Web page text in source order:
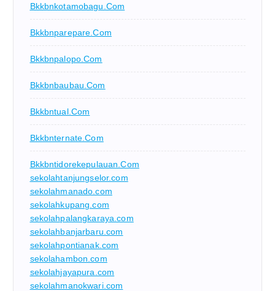
Bkkbnkotamobagu.com
Bkkbnparepare.com
Bkkbnpalopo.com
Bkkbnbaubau.com
Bkkbntual.com
Bkkbnternate.com
Bkkbntidorekepulauan.com
sekolahtanjungselor.com
sekolahmanado.com
sekolahkupang.com
sekolahpalangkaraya.com
sekolahbanjarbaru.com
sekolahpontianak.com
sekolahambon.com
sekolahjayapura.com
sekolahmanokwari.com